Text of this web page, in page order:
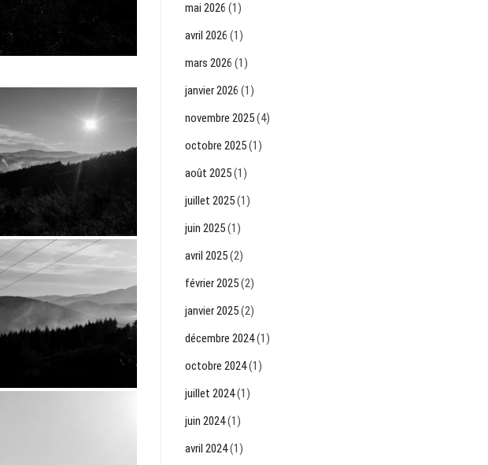
mai 2026 (1)
avril 2026 (1)
mars 2026 (1)
janvier 2026 (1)
novembre 2025(4)
octobre 2025(1)
août 2025(1)
juillet 2025(1)
juin 2025(1)
avril 2025(2)
février 2025(2)
janvier 2025(2)
décembre 2024(1)
octobre 2024(1)
juillet 2024(1)
juin 2024(1)
avril 2024(1)